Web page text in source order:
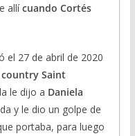
allícuando Cortés
el 27 de abril de 2020
country Saint
le dijo a Daniela
y le dio un golpe de
portaba, para luego